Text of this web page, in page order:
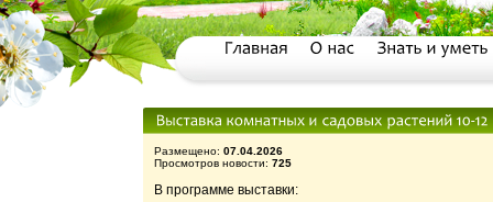
Размещено: 07.04.2026
Просмотров новости: 725
В программе выставки: